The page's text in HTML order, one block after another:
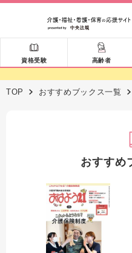
資格受験 高齢者
TOP おすすめブックス一覧
おすすめ